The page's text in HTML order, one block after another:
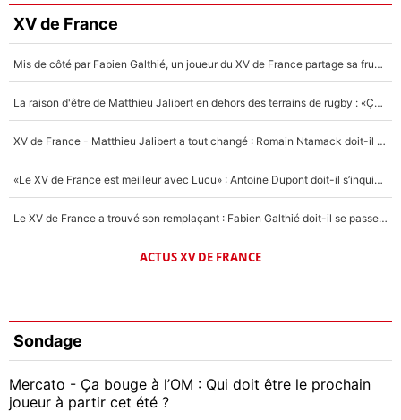
XV de France
Mis de côté par Fabien Galthié, un joueur du XV de France partage sa frustration : «ils ne me l’ont pas dit tout de suite»
La raison d'être de Matthieu Jalibert en dehors des terrains de rugby : «Ça m'atteint autant que si tu touches à un membre de ma famille»
XV de France - Matthieu Jalibert a tout changé : Romain Ntamack doit-il s’inquiéter pour sa place à un an de la Coupe du monde ?
«Le XV de France est meilleur avec Lucu» : Antoine Dupont doit-il s’inquiéter pour sa place ?
Le XV de France a trouvé son remplaçant : Fabien Galthié doit-il se passer d'Antoine Dupont ?
ACTUS XV DE FRANCE
Sondage
Mercato - Ça bouge à l’OM : Qui doit être le prochain
joueur à partir cet été ?